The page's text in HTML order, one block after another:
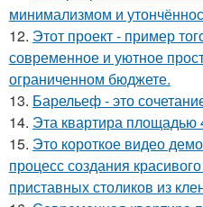
минимализмом и
12. Этот проект - пример
современное и уютное
ограниченном бюджете.
13. Барельеф - это
14. Эта квартира площадью
15. Это короткое видео
процесс создания
приставных столиков из